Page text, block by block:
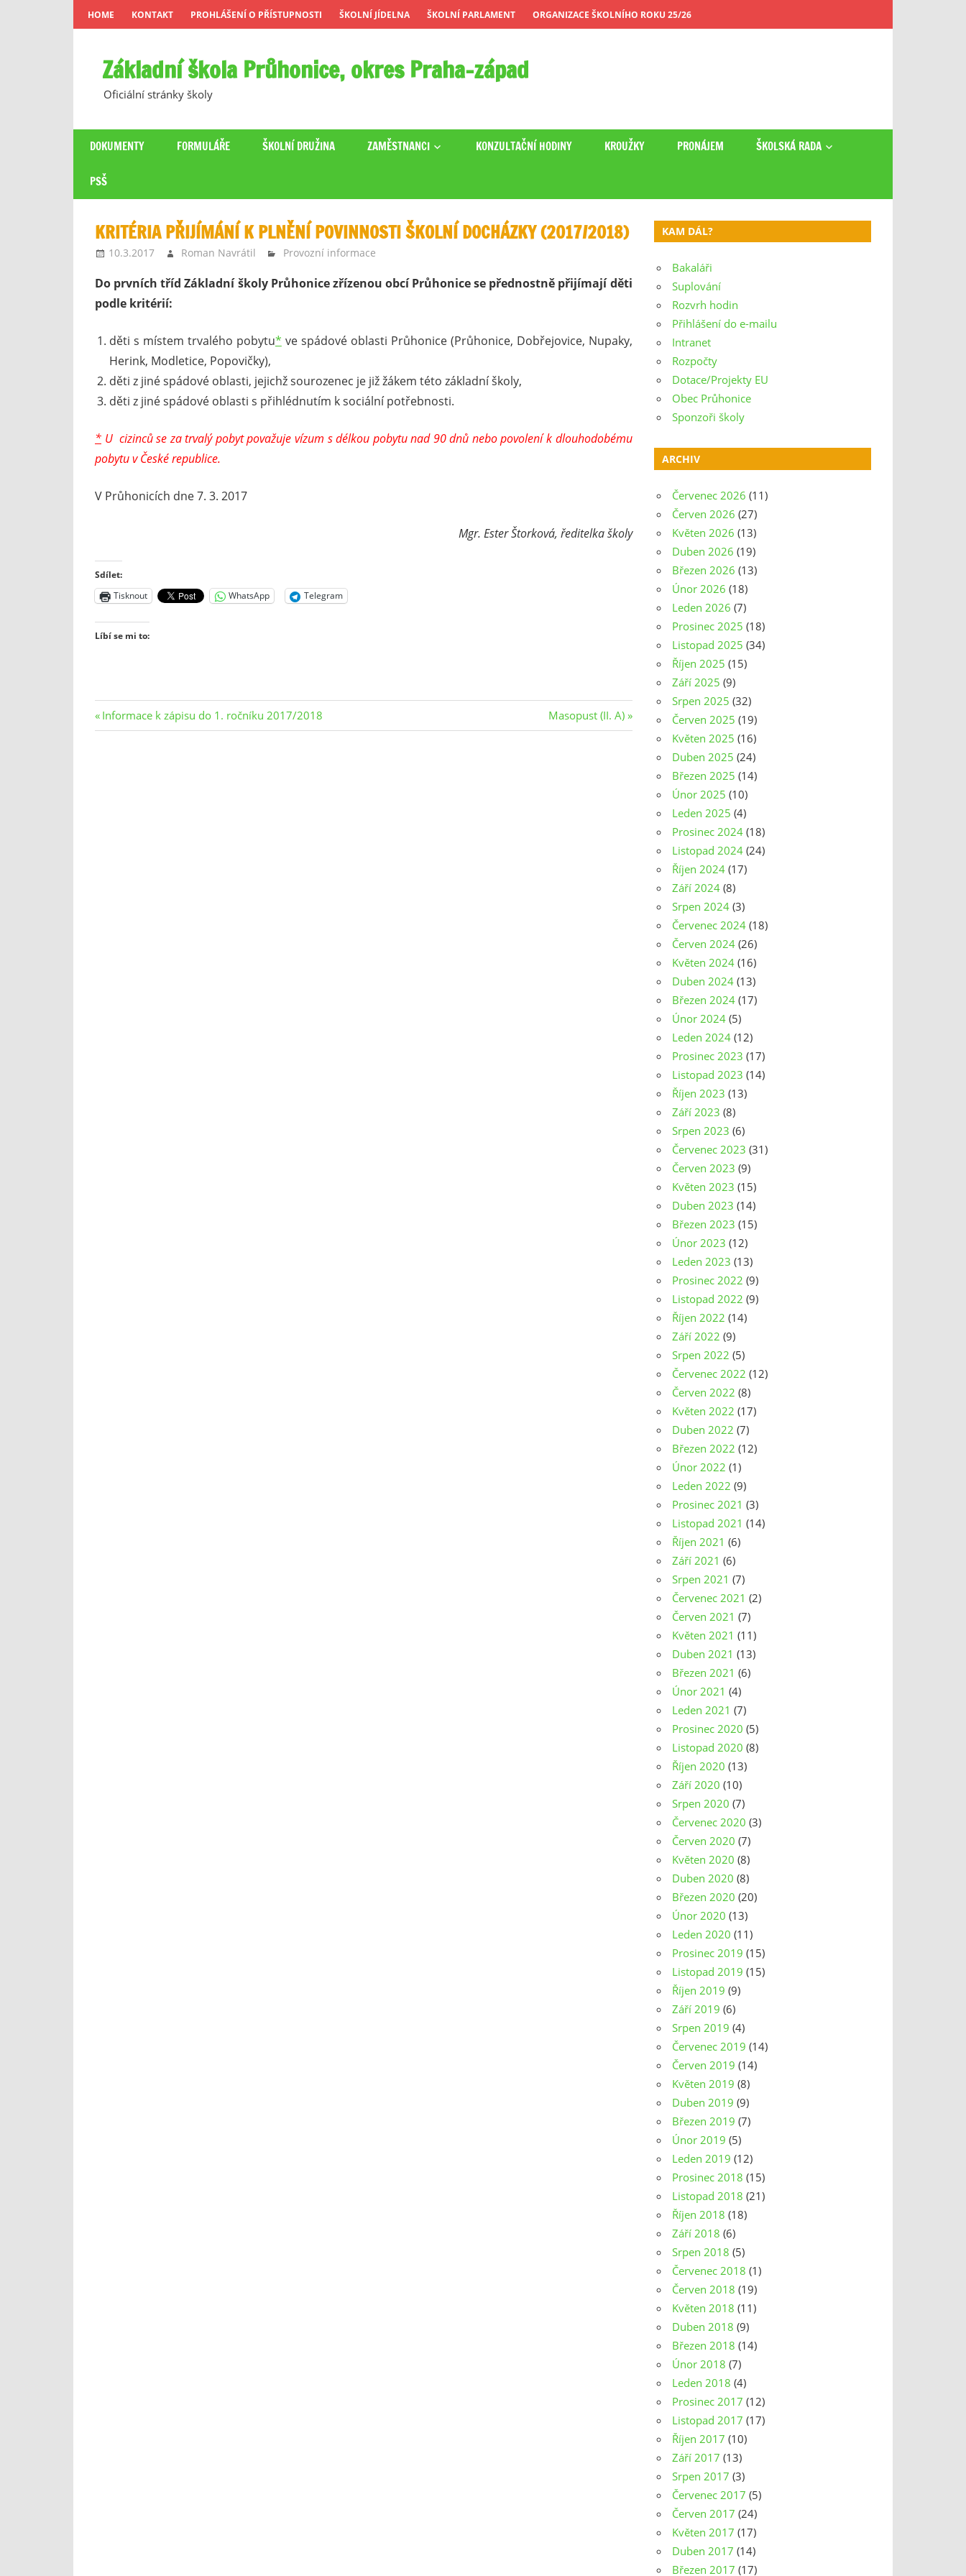
Skip
to
HOME KONTAKT PROHLÁŠENÍ O PŘÍSTUPNOSTI ŠKOLNÍ JÍDELNA ŠKOLNÍ PARLAMENT ORGANIZACE ŠKOLNÍHO ROKU 25/26
Základní škola Průhonice, okres Praha-západ
Oficiální stránky školy
DOKUMENTY FORMULÁŘE ŠKOLNÍ DRUŽINA ZAMĚSTNANCI KONZULTAČNÍ HODINY KROUŽKY PRONÁJEM ŠKOLSKÁ RADA
PSŠ
KRITÉRIA PŘIJÍMÁNÍ K PLNĚNÍ POVINNOSTI ŠKOLNÍ DOCHÁZKY (2017/2018)
10.3.2017 Roman Navrátil Provozní informace
Do prvních tříd Základní školy Průhonice zřízenou obcí Průhonice se přednostně přijímají děti
podle kritérií:
děti s místem trvalého pobytu* ve spádové oblasti Průhonice (Průhonice, Dobřejovice, Nupaky,
Herink, Modletice, Popovičky),
děti z jiné spádové oblasti, jejichž sourozenec je již žákem této základní školy,
děti z jiné spádové oblasti s přihlédnutím k sociální potřebnosti.
* U cizinců se za trvalý pobyt považuje vízum s délkou pobytu nad 90 dnů nebo povolení k dlouhodobému
pobytu v České republice.
V Průhonicích dne 7. 3. 2017
Mgr. Ester Štorková, ředitelka školy
Sdílet:
Tisknout
WhatsApp Telegram
Líbí se mi to:
Navigace
Previous
Post:
Informace k zápisu do 1. ročníku 2017/2018
Next
Post:
Masopust (II. A)
KAM DÁL?
Bakaláři
Suplování
Rozvrh hodin
Přihlášení do e-mailu
Intranet
Rozpočty
Dotace/Projekty EU
Obec Průhonice
Sponzoři školy
ARCHIV
Červenec 2026 (11)
Červen 2026 (27)
Květen 2026 (13)
Duben 2026 (19)
Březen 2026 (13)
Únor 2026 (18)
Leden 2026 (7)
Prosinec 2025 (18)
Listopad 2025 (34)
Říjen 2025 (15)
Září 2025 (9)
Srpen 2025 (32)
Červen 2025 (19)
Květen 2025 (16)
Duben 2025 (24)
Březen 2025 (14)
Únor 2025 (10)
Leden 2025 (4)
Prosinec 2024 (18)
Listopad 2024 (24)
Říjen 2024 (17)
Září 2024 (8)
Srpen 2024 (3)
Červenec 2024 (18)
Červen 2024 (26)
Květen 2024 (16)
Duben 2024 (13)
Březen 2024 (17)
Únor 2024 (5)
Leden 2024 (12)
Prosinec 2023 (17)
Listopad 2023 (14)
Říjen 2023 (13)
Září 2023 (8)
Srpen 2023 (6)
Červenec 2023 (31)
Červen 2023 (9)
Květen 2023 (15)
Duben 2023 (14)
Březen 2023 (15)
Únor 2023 (12)
Leden 2023 (13)
Prosinec 2022 (9)
Listopad 2022 (9)
Říjen 2022 (14)
Září 2022 (9)
Srpen 2022 (5)
Červenec 2022 (12)
Červen 2022 (8)
Květen 2022 (17)
Duben 2022 (7)
Březen 2022 (12)
Únor 2022 (1)
Leden 2022 (9)
Prosinec 2021 (3)
Listopad 2021 (14)
Říjen 2021 (6)
Září 2021 (6)
Srpen 2021 (7)
Červenec 2021 (2)
Červen 2021 (7)
Květen 2021 (11)
Duben 2021 (13)
Březen 2021 (6)
Únor 2021 (4)
Leden 2021 (7)
Prosinec 2020 (5)
Listopad 2020 (8)
Říjen 2020 (13)
Září 2020 (10)
Srpen 2020 (7)
Červenec 2020 (3)
Červen 2020 (7)
Květen 2020 (8)
Duben 2020 (8)
Březen 2020 (20)
Únor 2020 (13)
Leden 2020 (11)
Prosinec 2019 (15)
Listopad 2019 (15)
Říjen 2019 (9)
Září 2019 (6)
Srpen 2019 (4)
Červenec 2019 (14)
Červen 2019 (14)
Květen 2019 (8)
Duben 2019 (9)
Březen 2019 (7)
Únor 2019 (5)
Leden 2019 (12)
Prosinec 2018 (15)
Listopad 2018 (21)
Říjen 2018 (18)
Září 2018 (6)
Srpen 2018 (5)
Červenec 2018 (1)
Červen 2018 (19)
Květen 2018 (11)
Duben 2018 (9)
Březen 2018 (14)
Únor 2018 (7)
Leden 2018 (4)
Prosinec 2017 (12)
Listopad 2017 (17)
Říjen 2017 (10)
Září 2017 (13)
Srpen 2017 (3)
Červenec 2017 (5)
Červen 2017 (24)
Květen 2017 (17)
Duben 2017 (14)
Březen 2017 (17)